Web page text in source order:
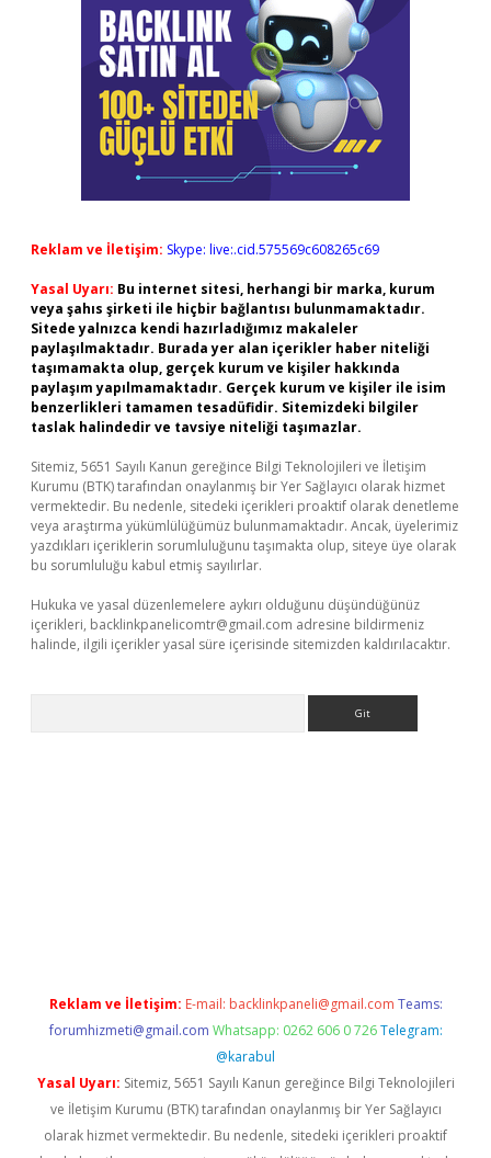
Reklam ve İletişim: Skype: live:.cid.575569c608265c69
Yasal Uyarı: Bu internet sitesi, herhangi bir marka, kurum
veya şahıs şirketi ile hiçbir bağlantısı bulunmamaktadır.
Sitede yalnızca kendi hazırladığımız makaleler
paylaşılmaktadır. Burada yer alan içerikler haber niteliği
taşımamakta olup, gerçek kurum ve kişiler hakkında
paylaşım yapılmamaktadır. Gerçek kurum ve kişiler ile isim
benzerlikleri tamamen tesadüfidir. Sitemizdeki bilgiler
taslak halindedir ve tavsiye niteliği taşımazlar.
Sitemiz, 5651 Sayılı Kanun gereğince Bilgi Teknolojileri ve İletişim
Kurumu (BTK) tarafından onaylanmış bir Yer Sağlayıcı olarak hizmet
vermektedir. Bu nedenle, sitedeki içerikleri proaktif olarak denetleme
veya araştırma yükümlülüğümüz bulunmamaktadır. Ancak, üyelerimiz
yazdıkları içeriklerin sorumluluğunu taşımakta olup, siteye üye olarak
bu sorumluluğu kabul etmiş sayılırlar.
Hukuka ve yasal düzenlemelere aykırı olduğunu düşündüğünüz
içerikleri, backlinkpanelicomtr@gmail.com adresine bildirmeniz
halinde, ilgili içerikler yasal süre içerisinde sitemizden kaldırılacaktır.
Reklam ve İletişim: E-mail: backlinkpaneli@gmail.com Teams:
forumhizmeti@gmail.com Whatsapp: 0262 606 0 726 Telegram:
@karabul
Yasal Uyarı: Sitemiz, 5651 Sayılı Kanun gereğince Bilgi Teknolojileri
ve İletişim Kurumu (BTK) tarafından onaylanmış bir Yer Sağlayıcı
olarak hizmet vermektedir. Bu nedenle, sitedeki içerikleri proaktif